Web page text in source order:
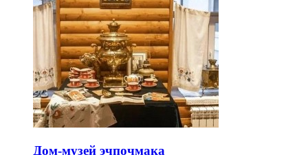
Дом-музей эчпочмака